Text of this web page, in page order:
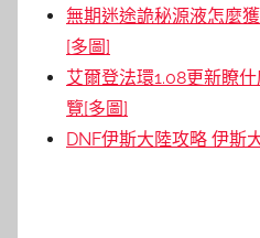
無期迷途詭秘源液怎麼
[多圖]
艾爾登法環1.08更新瞭
覽[多圖]
DNF伊斯大陸攻略 伊斯